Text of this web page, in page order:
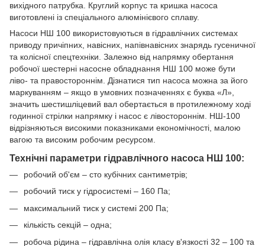
вихідного патрубка. Круглий корпус та кришка насоса
виготовлені із спеціального алюмінієвого сплаву.
Насоси НШ 100 використовуються в гідравлічних системах
приводу причіпних, навісних, напівнавісних знарядь гусеничної
та колісної спецтехніки. Залежно від напрямку обертання
робочої шестерні насосне обладнання НШ 100 може бути
ліво- та правостороннім. Дізнатися тип насоса можна за його
маркуванням – якщо в умовних позначеннях є буква «Л»,
значить шестишліцевий вал обертається в протилежному ході
годинної стрілки напрямку і насос є лівостороннім. НШ-100
відрізняються високими показниками економічності, малою
вагою та високим робочим ресурсом.
Технічні параметри гідравлічного насоса НШ 100:
робочий об'єм – сто кубічних сантиметрів;
робочий тиск у гідросистемі – 160 Па;
максимальний тиск у системі 200 Па;
кількість секцій – одна;
робоча рідина – гідравлічна олія класу в'язкості 32 – 100 та